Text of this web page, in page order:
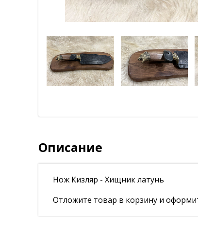
Описание
Нож Кизляр - Хищник латунь
Отложите товар в корзину и